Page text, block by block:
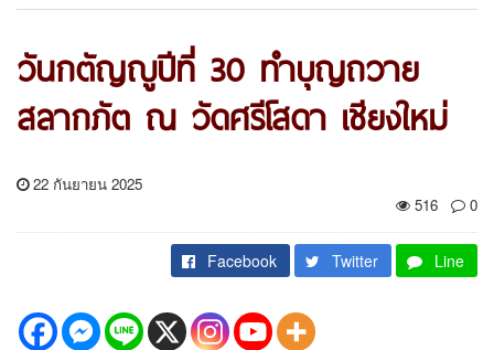
วันกตัญญูปีที่ 30 ทำบุญถวาย
สลากภัต ณ วัดศรีโสดา เชียงใหม่
22 กันยายน 2025
516
0
Facebook Twitter Line